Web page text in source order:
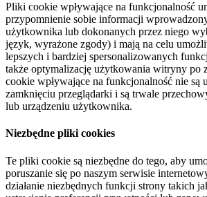
Pliki cookie wpływające na funkcjonalność
przypomnienie sobie informacji
użytkownika lub dokonanych przez niego
język, wyrażone zgody) i mają na celu
lepszych i bardziej spersonalizowanych
także optymalizację użytkowania witryny po
cookie wpływające na funkcjonalność nie są
zamknięciu przeglądarki i są trwale
lub urządzeniu użytkownika.
Niezbędne pliki cookies
Te pliki cookie są niezbędne do tego, aby
poruszanie się po naszym serwisie
działanie niezbędnych funkcji strony takich